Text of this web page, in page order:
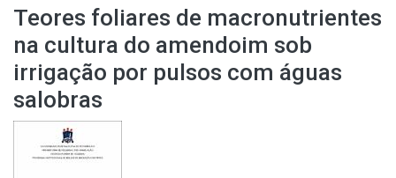
Teores foliares de macronutrientes
na cultura do amendoim sob
irrigação por pulsos com águas
salobras